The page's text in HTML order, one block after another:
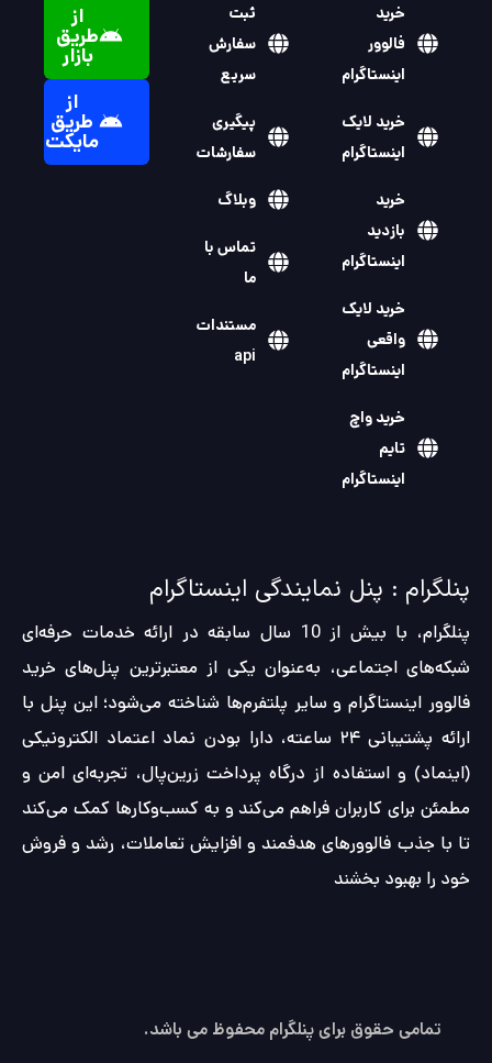
خرید
فالوور
اینستاگرام
خرید لایک
اینستاگرام
خرید
بازدید
اینستاگرام
خرید لایک
واقعی
اینستاگرام
خرید واچ
تایم
اینستاگرام
ثبت
سفارش
سریع
پیگیری
سفارشات
وبلاگ
تماس با
ما
مستندات
api
از
طریق
بازار
از
طریق
مایکت
پنلگرام : پنل نمایندگی اینستاگرام
پنلگرام، با بیش از 10 سال سابقه در ارائه خدمات حرفه‌ای
شبکه‌های اجتماعی، به‌عنوان یکی از معتبرترین پنل‌های خرید
فالوور اینستاگرام و سایر پلتفرم‌ها شناخته می‌شود؛ این پنل با
ارائه پشتیبانی ۲۴ ساعته، دارا بودن نماد اعتماد الکترونیکی
(اینماد) و استفاده از درگاه پرداخت زرین‌پال، تجربه‌ای امن و
مطمئن برای کاربران فراهم می‌کند و به کسب‌وکارها کمک می‌کند
تا با جذب فالوورهای هدفمند و افزایش تعاملات، رشد و فروش
خود را بهبود بخشند
تمامی حقوق برای پنلگرام محفوظ می باشد.